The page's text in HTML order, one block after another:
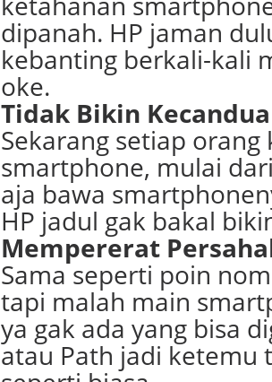
dipanah. HP jaman
kebanting berkali-kali
oke.
Tidak Bikin
Sekarang setiap
smartphone, mulai
aja bawa
HP jadul gak bakal
Mempererat
Sama seperti poin
tapi malah main
ya gak ada yang bisa
atau Path jadi ketemu